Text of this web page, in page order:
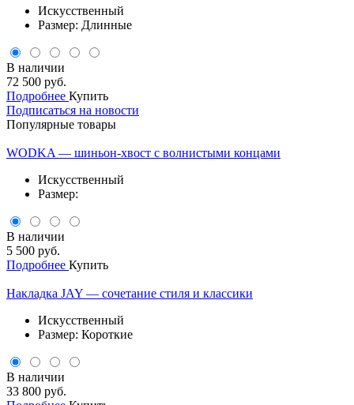
Искусственный
Размер: Длинные
В наличии
72 500 руб.
Подробнее Купить
Подписаться на новости
Популярные товары
WODKA — шиньон-хвост с волнистыми концами
Искусственный
Размер:
В наличии
5 500 руб.
Подробнее Купить
Накладка JAY — сочетание стиля и классики
Искусственный
Размер: Короткие
В наличии
33 800 руб.